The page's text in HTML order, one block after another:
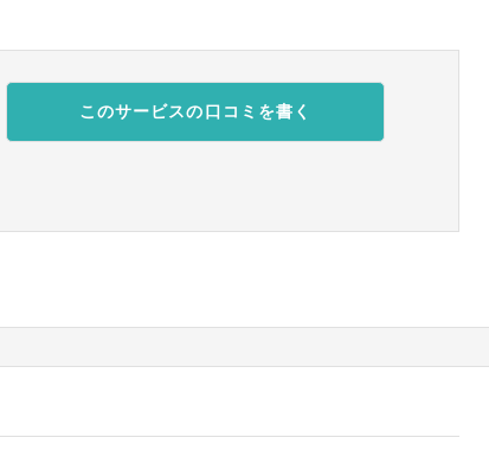
このサービスの口コミを書く